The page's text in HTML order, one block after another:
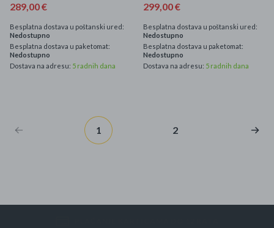
289,00 €
Besplatna dostava u poštanski ured:
Nedostupno
Besplatna dostava u paketomat:
Nedostupno
Dostava na adresu: 5 radnih dana
299,00 €
Besplatna dostava u poštanski ured:
Nedostupno
Besplatna dostava u paketomat:
Nedostupno
Dostava na adresu: 5 radnih dana
1 2